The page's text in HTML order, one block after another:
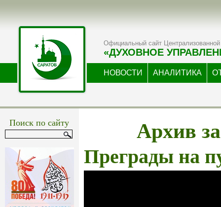
Официальный сайт Централизованной
«ДУХОВНОЕ
НОВОСТИ АНАЛИТИКА
Поиск по сайту Архив
Преграды на